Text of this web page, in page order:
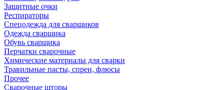
Защитные очки
Респираторы
Спецодежда для сварщиков
Одежда сварщика
Обувь сварщика
Перчатки сварочные
Химические материалы для сварки
Травильные пасты, спреи, флюсы
Прочее
Сварочные шторы